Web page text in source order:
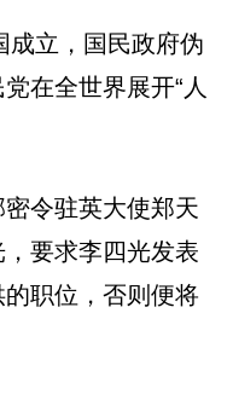
成立，国民政府伪
在全世界展开“人
令驻英大使郑天
要求李四光发表
职位，否则便将